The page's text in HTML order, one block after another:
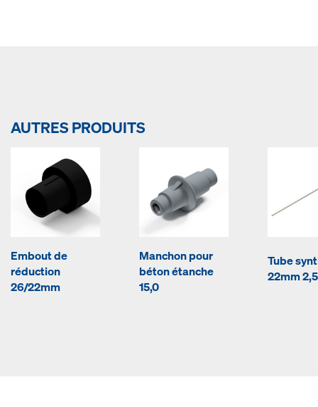
AUTRES PRODUITS
Embout de
réduction
26/22mm
Manchon pour
béton étanche
15,0
Tube
22mm